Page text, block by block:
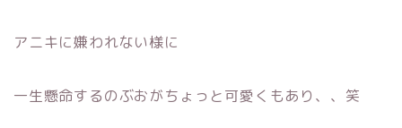
アニキに嫌われない様に
一生懸命するのぶおがちょっと可愛くもあり、、笑